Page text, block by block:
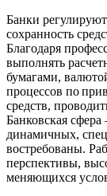
Банки
сохранность
Благодаря
выполнять
бумагами,
процессов по
средств,
Банковская
динамичных,
востребованы.
перспективы,
меняющихся